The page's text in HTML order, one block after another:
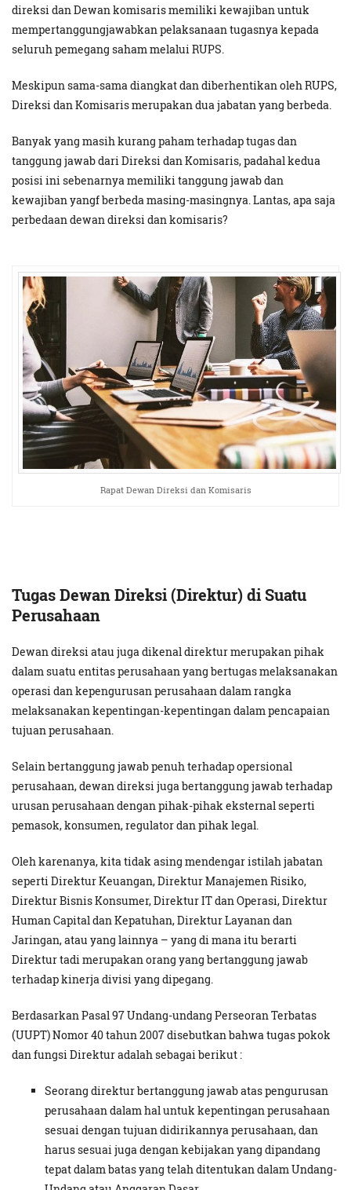
direksi dan Dewan komisaris memiliki kewajiban untuk
mempertanggungjawabkan pelaksanaan tugasnya kepada
seluruh pemegang saham melalui RUPS.
Meskipun sama-sama diangkat dan diberhentikan oleh RUPS,
Direksi dan Komisaris merupakan dua jabatan yang berbeda.
Banyak yang masih kurang paham terhadap tugas dan
tanggung jawab dari Direksi dan Komisaris, padahal kedua
posisi ini sebenarnya memiliki tanggung jawab dan
kewajiban yangf berbeda masing-masingnya. Lantas, apa saja
perbedaan dewan direksi dan komisaris?
Rapat Dewan Direksi dan Komisaris
Tugas Dewan Direksi (Direktur) di Suatu
Perusahaan
Dewan direksi atau juga dikenal direktur merupakan pihak
dalam suatu entitas perusahaan yang bertugas melaksanakan
operasi dan kepengurusan perusahaan dalam rangka
melaksanakan kepentingan-kepentingan dalam pencapaian
tujuan perusahaan.
Selain bertanggung jawab penuh terhadap opersional
perusahaan, dewan direksi juga bertanggung jawab terhadap
urusan perusahaan dengan pihak-pihak eksternal seperti
pemasok, konsumen, regulator dan pihak legal.
Oleh karenanya, kita tidak asing mendengar istilah jabatan
seperti Direktur Keuangan, Direktur Manajemen Risiko,
Direktur Bisnis Konsumer, Direktur IT dan Operasi, Direktur
Human Capital dan Kepatuhan, Direktur Layanan dan
Jaringan, atau yang lainnya – yang di mana itu berarti
Direktur tadi merupakan orang yang bertanggung jawab
terhadap kinerja divisi yang dipegang.
Berdasarkan Pasal 97 Undang-undang Perseoran Terbatas
(UUPT) Nomor 40 tahun 2007 disebutkan bahwa tugas pokok
dan fungsi Direktur adalah sebagai berikut :
Seorang direktur bertanggung jawab atas pengurusan
perusahaan dalam hal untuk kepentingan perusahaan
sesuai dengan tujuan didirikannya perusahaan, dan
harus sesuai juga dengan kebijakan yang dipandang
tepat dalam batas yang telah ditentukan dalam Undang-